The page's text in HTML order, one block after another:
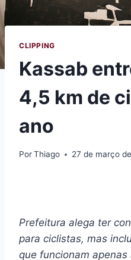
CLIPPING
Kassab
4,5 km de
ano
PorThiago 27 de março
Prefeitura alega ter
para ciclistas, mas
que funcionam